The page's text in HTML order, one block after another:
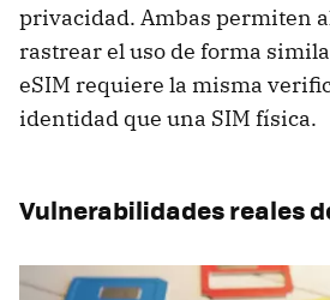
privacidad. Ambas permiten
rastrear el uso de forma
eSIM requiere la misma
identidad que una SIM física.
Vulnerabilidades reales